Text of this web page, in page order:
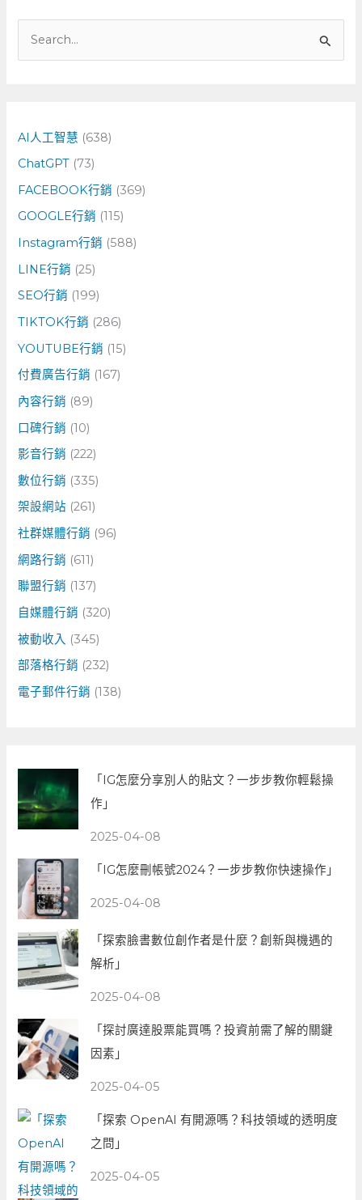
字
:
AI人工智慧 (638)
ChatGPT (73)
FACEBOOK行銷 (369)
GOOGLE行銷 (115)
Instagram行銷 (588)
LINE行銷 (25)
SEO行銷 (199)
TIKTOK行銷 (286)
YOUTUBE行銷 (15)
付費廣告行銷 (167)
內容行銷 (89)
口碑行銷 (10)
影音行銷 (222)
數位行銷 (335)
架設網站 (261)
社群媒體行銷 (96)
網路行銷 (611)
聯盟行銷 (137)
自媒體行銷 (320)
被動收入 (345)
部落格行銷 (232)
電子郵件行銷 (138)
「IG怎麼分享別人的貼文？一步步教你輕鬆操
作」
2025-04-08
「IG怎麼刪帳號2024？一步步教你快速操作」
2025-04-08
「探索臉書數位創作者是什麼？創新與機遇的
解析」
2025-04-08
「探討廣達股票能買嗎？投資前需了解的關鍵
因素」
2025-04-05
「探索 OpenAI 有開源嗎？科技領域的透明度
之問」
2025-04-05